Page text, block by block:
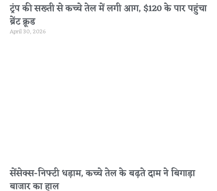
ट्रंप की सख्ती से कच्चे तेल में लगी आग, $120 के पार पहुंचा
ब्रेंट क्रूड
April 30, 2026
सेंसेक्स-निफ्टी धड़ाम, कच्चे तेल के बढ़ते दाम ने बिगाड़ा
बाजार का हाल